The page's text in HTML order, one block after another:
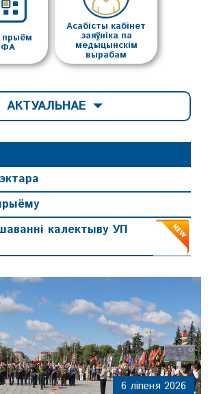
прыём
Асабісты кабінет
заяўніка па
медыцынскім
вырабам
калектыву УП
АКТУАЛЬНАЕ
6 ліпеня 2026